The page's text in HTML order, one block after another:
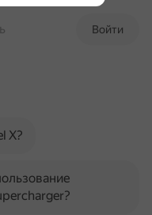
Войти
X?